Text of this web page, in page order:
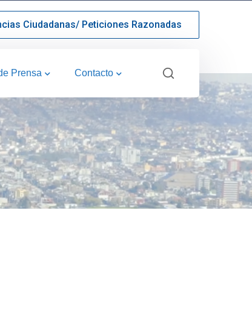
Ciudadanas/ Peticiones Razonadas
Prensa Contacto